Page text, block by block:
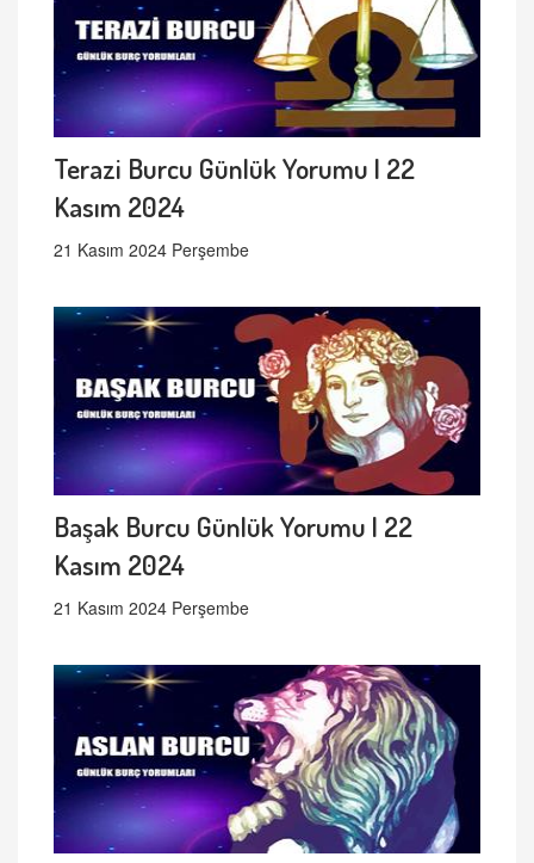
Terazi Burcu Günlük Yorumu | 22
Kasım 2024
21 Kasım 2024 Perşembe
Başak Burcu Günlük Yorumu | 22
Kasım 2024
21 Kasım 2024 Perşembe